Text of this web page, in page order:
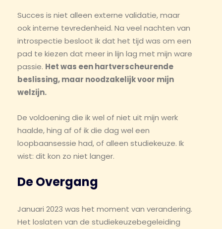
Succes is niet alleen externe validatie, maar
ook interne tevredenheid. Na veel nachten van
introspectie besloot ik dat het tijd was om een
pad te kiezen dat meer in lijn lag met mijn ware
passie. Het was een hartverscheurende
beslissing, maar noodzakelijk voor mijn
welzijn.
De voldoening die ik wel of niet uit mijn werk
haalde, hing af of ik die dag wel een
loopbaansessie had, of alleen studiekeuze. Ik
wist: dit kon zo niet langer.
De Overgang
Januari 2023 was het moment van verandering.
Het loslaten van de studiekeuzebegeleiding